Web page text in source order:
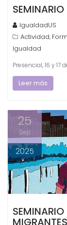
SEMINARIO
IgualdadUS
Actividad,
Igualdad
Presencial, 16 y
Leer más
25
Sep
2025
MIGRANTES